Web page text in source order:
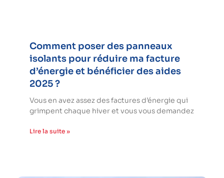
Comment poser des panneaux
isolants pour réduire ma facture
d’énergie et bénéficier des aides
2025 ?
Vous en avez assez des factures d’énergie qui
grimpent chaque hiver et vous vous demandez
Lire la suite »